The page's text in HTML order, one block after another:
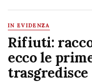
IN EVIDENZA
Rifiuti:
ecco le
trasgredisce